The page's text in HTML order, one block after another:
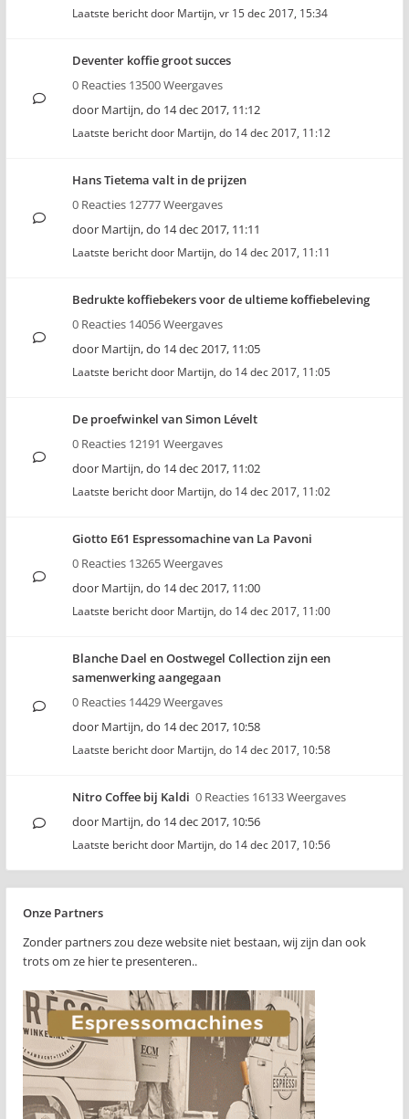
Laatste bericht door Martijn, vr 15 dec 2017, 15:34
Deventer koffie groot succes
0 Reacties 13500 Weergaves
door Martijn,do 14 dec 2017, 11:12
Laatste bericht door Martijn, do 14 dec 2017, 11:12
Hans Tietema valt in de prijzen
0 Reacties 12777 Weergaves
door Martijn,do 14 dec 2017, 11:11
Laatste bericht door Martijn, do 14 dec 2017, 11:11
Bedrukte koffiebekers voor de ultieme koffiebeleving
0 Reacties 14056 Weergaves
door Martijn,do 14 dec 2017, 11:05
Laatste bericht door Martijn, do 14 dec 2017, 11:05
De proefwinkel van Simon Lévelt
0 Reacties 12191 Weergaves
door Martijn,do 14 dec 2017, 11:02
Laatste bericht door Martijn, do 14 dec 2017, 11:02
Giotto E61 Espressomachine van La Pavoni
0 Reacties 13265 Weergaves
door Martijn,do 14 dec 2017, 11:00
Laatste bericht door Martijn, do 14 dec 2017, 11:00
Blanche Dael en Oostwegel Collection zijn een
samenwerking aangegaan
0 Reacties 14429 Weergaves
door Martijn,do 14 dec 2017, 10:58
Laatste bericht door Martijn, do 14 dec 2017, 10:58
Nitro Coffee bij Kaldi 0 Reacties 16133 Weergaves
door Martijn,do 14 dec 2017, 10:56
Laatste bericht door Martijn, do 14 dec 2017, 10:56
Onze Partners
Zonder partners zou deze website niet bestaan, wij zijn dan ook
trots om ze hier te presenteren..